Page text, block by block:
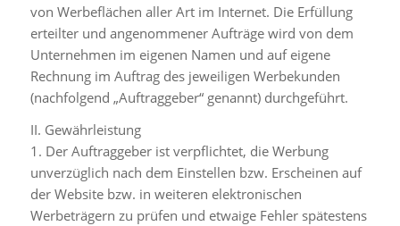
von Werbeflächen aller Art im Internet. Die Erfüllung
erteilter und angenommener Aufträge wird von dem
Unternehmen im eigenen Namen und auf eigene
Rechnung im Auftrag des jeweiligen Werbekunden
(nachfolgend „Auftraggeber“ genannt) durchgeführt.
II. Gewährleistung
1. Der Auftraggeber ist verpflichtet, die Werbung
unverzüglich nach dem Einstellen bzw. Erscheinen auf
der Website bzw. in weiteren elektronischen
Werbeträgern zu prüfen und etwaige Fehler spätestens